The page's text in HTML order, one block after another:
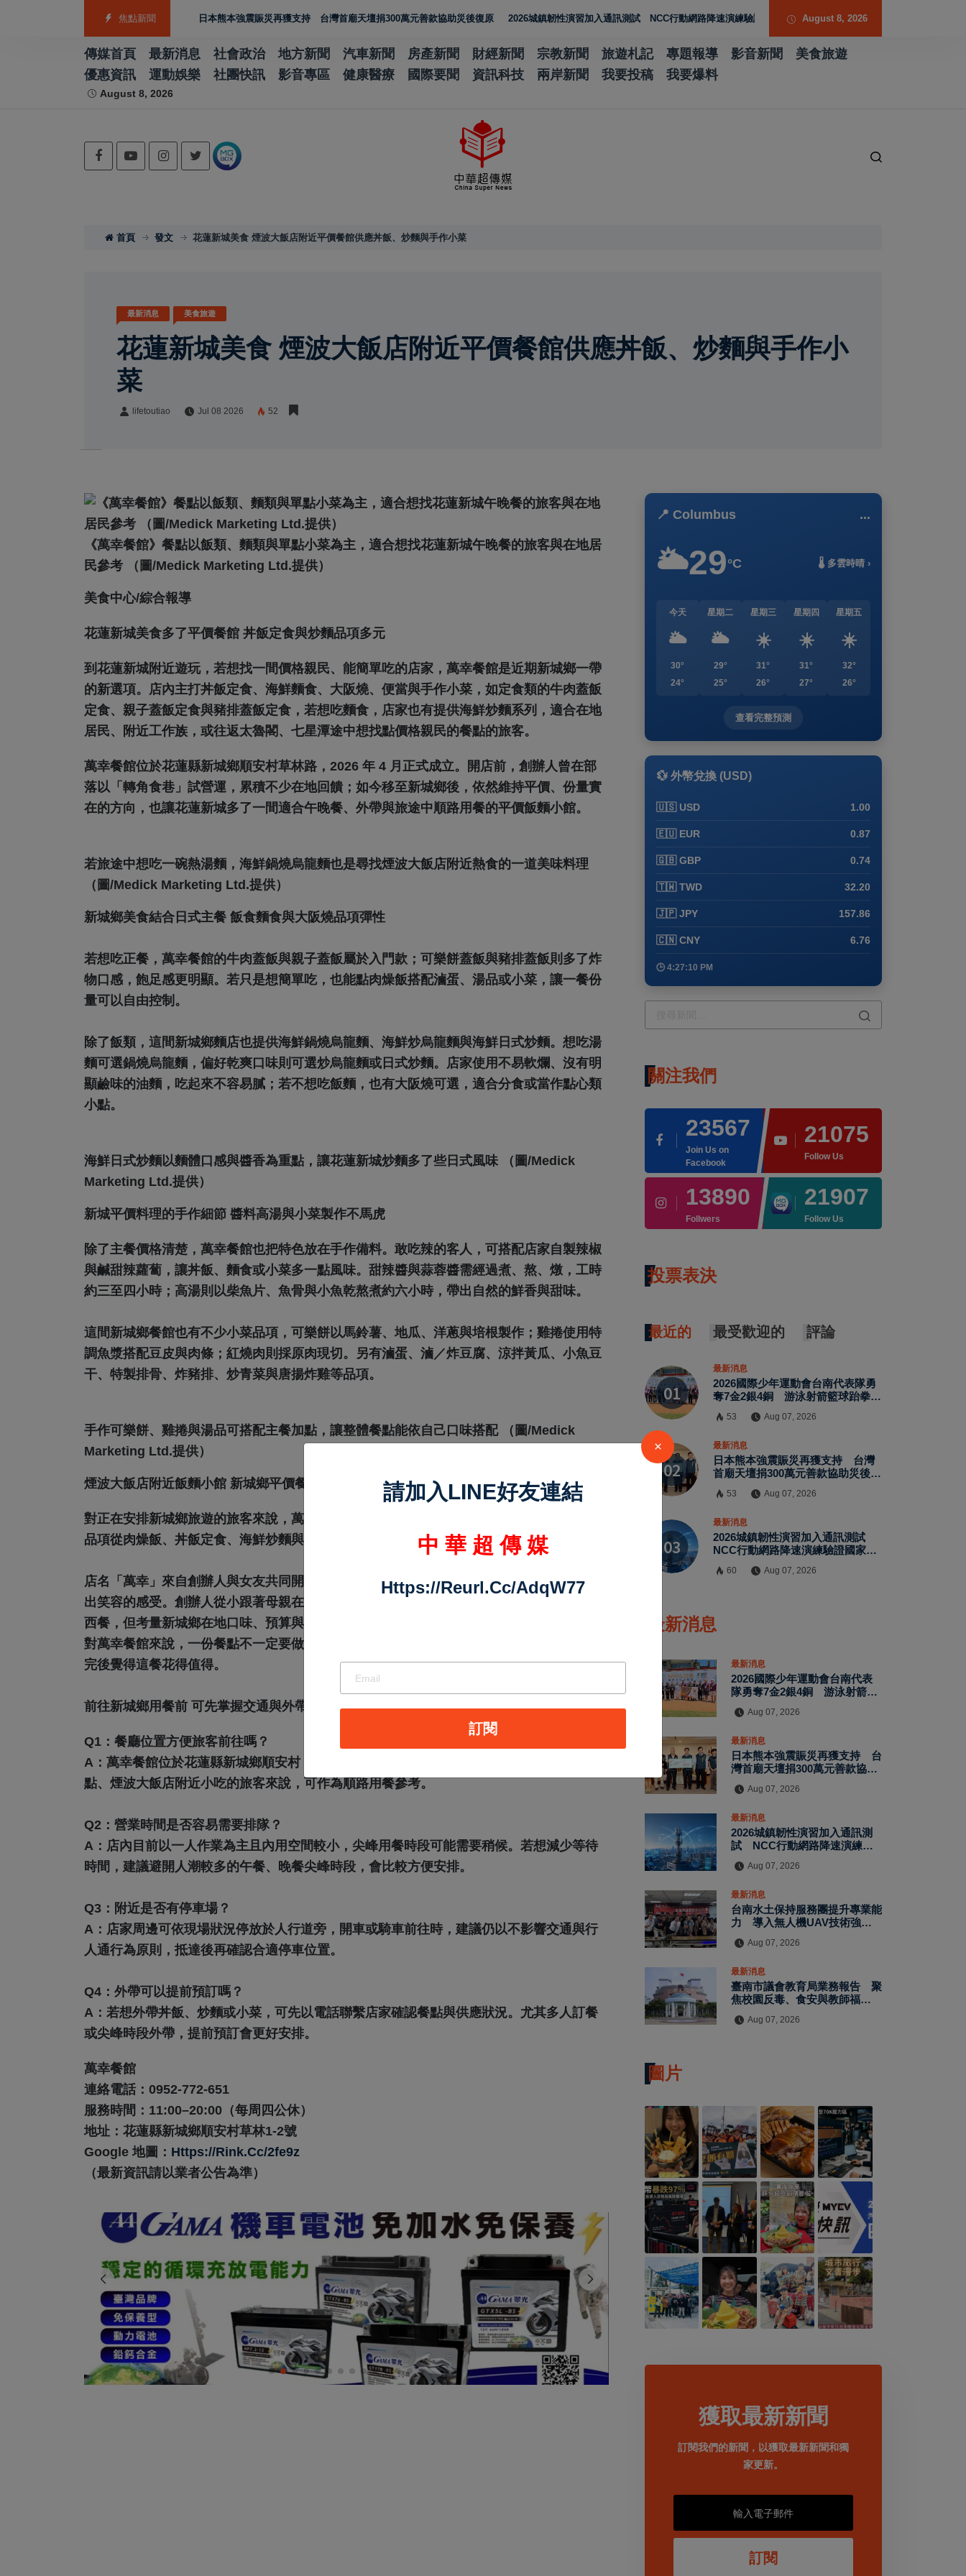
焦點新聞
箭籃球跆拳道展現青年競技實力 日本熊本強震賑災再獲支持 台灣首廟天壇捐300萬元善款協助災後復原 2026城鎮韌性演習加入通訊測試 NCC行動網路降速演練驗證國家通訊防護能力 台南水土保持服務團提升專業能力
August 8, 2026
傳媒首頁 最新消息 社會政治 地方新聞 汽車新聞 房產新聞 財經新聞 宗教新聞 旅遊札記 專題報導 影音新聞
美食旅遊
優惠資訊
運動娛樂 社團快訊 影音專區 健康醫療 國際要聞 資訊科技 兩岸新聞 我要投稿 我要爆料
August 8, 2026
首頁 發文 花蓮新城美食 煙波大飯店附近平價餐館供應丼飯、炒麵與手作小菜
最新消息 美食旅遊
花蓮新城美食 煙波大飯店附近平價餐館供應丼飯、炒麵與手作小
菜
lifetoutiao Jul 08 2026 52
《萬幸餐館》餐點以飯類、麵類與單點小菜為主，適合想找花蓮新城午晚餐的旅客與在地居
民參考 （圖/Medick Marketing Ltd.提供）
美食中心/綜合報導
花蓮新城美食多了平價餐館 丼飯定食與炒麵品項多元
到花蓮新城附近遊玩，若想找一間價格親民、能簡單吃的店家，萬幸餐館是近期新城鄉一帶
的新選項。店內主打丼飯定食、海鮮麵食、大阪燒、便當與手作小菜，如定食類的牛肉蓋飯
定食、親子蓋飯定食與豬排蓋飯定食，若想吃麵食，店家也有提供海鮮炒麵系列，適合在地
居民、附近工作族，或往返太魯閣、七星潭途中想找點價格親民的餐點的旅客。
萬幸餐館位於花蓮縣新城鄉順安村草林路，2026 年 4 月正式成立。開店前，創辦人曾在部
落以「轉角食巷」試營運，累積不少在地回饋；如今移至新城鄉後，依然維持平價、份量實
在的方向，也讓花蓮新城多了一間適合午晚餐、外帶與旅途中順路用餐的平價飯麵小館。
若旅途中想吃一碗熱湯麵，海鮮鍋燒烏龍麵也是尋找煙波大飯店附近熱食的一道美味料理
（圖/Medick Marketing Ltd.提供）
新城鄉美食結合日式主餐 飯食麵食與大阪燒品項彈性
若想吃正餐，萬幸餐館的牛肉蓋飯與親子蓋飯屬於入門款；可樂餅蓋飯與豬排蓋飯則多了炸
物口感，飽足感更明顯。若只是想簡單吃，也能點肉燥飯搭配滷蛋、湯品或小菜，讓一餐份
量可以自由控制。
除了飯類，這間新城鄉麵店也提供海鮮鍋燒烏龍麵、海鮮炒烏龍麵與海鮮日式炒麵。想吃湯
麵可選鍋燒烏龍麵，偏好乾爽口味則可選炒烏龍麵或日式炒麵。店家使用不易軟爛、沒有明
顯鹼味的油麵，吃起來不容易膩；若不想吃飯麵，也有大阪燒可選，適合分食或當作點心類
小點。
海鮮日式炒麵以麵體口感與醬香為重點，讓花蓮新城炒麵多了些日式風味 （圖/Medick
Marketing Ltd.提供）
新城平價料理的手作細節 醬料高湯與小菜製作不馬虎
除了主餐價格清楚，萬幸餐館也把特色放在手作備料。敢吃辣的客人，可搭配店家自製辣椒
與鹹甜辣蘿蔔，讓丼飯、麵食或小菜多一點風味。甜辣醬與蒜蓉醬需經過煮、熬、燉，工時
約三至四小時；高湯則以柴魚片、魚骨與小魚乾熬煮約六小時，帶出自然的鮮香與甜味。
這間新城鄉餐館也有不少小菜品項，可樂餅以馬鈴薯、地瓜、洋蔥與培根製作；雞捲使用特
調魚漿搭配豆皮與肉條；紅燒肉則採原肉現切。另有滷蛋、滷／炸豆腐、涼拌黃瓜、小魚豆
干、特製排骨、炸豬排、炒青菜與唐揚炸雞等品項。
手作可樂餅、雞捲與湯品可搭配主餐加點，讓整體餐點能依自己口味搭配 （圖/Medick
Marketing Ltd.提供）
煙波大飯店附近飯麵小館 新城鄉平價餐廳適合順路用餐
對正在安排新城鄉旅遊的旅客來說，萬幸餐館很適合作為煙波大飯店周邊美食的參考。店內
品項從肉燥飯、丼飯定食、海鮮炒麵與大阪燒都有，能依照食量與行程安排簡單用餐。
店名「萬幸」來自創辦人與女友共同開店的生活選擇，也來自在餐飲現場看見客人吃完後露
出笑容的感受。創辦人從小跟著母親在市場做生意，十二歲正式進入廚房，雖然較擅長法式
西餐，但考量新城鄉在地口味、預算與日常需求，最後決定以日式主餐搭配台式小菜呈現。
對萬幸餐館來說，一份餐點不一定要做得多複雜或昂貴，重點是價格與份量實在，讓客人吃
完後覺得這餐花得值得。
前往新城鄉用餐前 可先掌握交通與外帶資訊
Q1：餐廳位置方便旅客前往嗎？
A： 萬幸餐館位於花蓮縣新城鄉順安村，周邊有不少民宿與住宿點，對安排新城鄉旅遊景
點、煙波大飯店附近小吃的旅客來說，可作為順路用餐參考。
Q2：營業時間是否容易需要排隊？
A： 店內目前以一人作業為主且內用空間較小，尖峰用餐時段可能需要稍候。若想減少等待
時間，建議避開人潮較多的午餐、晚餐尖峰時段，會比較方便安排。
Q3：附近是否有停車場？
A： 店家周邊可依現場狀況停放於人行道旁，開車或騎車前往時，建議仍以不影響交通與行
人通行為原則，抵達後再確認合適停車位置。
Q4：外帶可以提前預訂嗎？
A： 若想外帶丼飯、炒麵或小菜，可先以電話聯繫店家確認餐點與供應狀況。尤其多人訂餐
或尖峰時段外帶，提前預訂會更好安排。
萬幸餐館
連絡電話：0952-772-651
服務時間：11:00–20:00（每周四公休）
地址：花蓮縣新城鄉順安村草林1-2號
Google 地圖： Https://rink.cc/2fe9z
（最新資訊請以業者公告為準）
📍 Columbus ...
🌥️29°C 🌡️ 多雲時晴 ›
今天
🌥️
30°
24°
星期二
🌥️
29°
25°
星期三
☀️
31°
26°
星期四
☀️
31°
27°
星期五
☀️
32°
26°
查看完整預測
💱 外幣兌換 (USD)
🇺🇸 USD 1.00
🇪🇺 EUR 0.87
🇬🇧 GBP 0.74
🇹🇼 TWD 32.20
🇯🇵 JPY 157.86
🇨🇳 CNY 6.76
🕒 4:27:10 PM
關注我們
23567
Join Us on
Facebook
21075
Follow Us
13890
Follwers
21907
Follow Us
投票表決
最近的 最受歡迎的 評論
最新消息
2026國際少年運動會台南代表隊勇
奪7金2銀4銅 游泳射箭籃球跆拳道
53 Aug 07, 2026
最新消息
日本熊本強震賑災再獲支持 台灣
首廟天壇捐300萬元善款協助災後復
53 Aug 07, 2026
最新消息
2026城鎮韌性演習加入通訊測試
NCC行動網路降速演練驗證國家通
60 Aug 07, 2026
最新消息
最新消息
2026國際少年運動會台南代表
隊勇奪7金2銀4銅 游泳射箭籃
Aug 07, 2026
最新消息
日本熊本強震賑災再獲支持 台
灣首廟天壇捐300萬元善款協助
Aug 07, 2026
最新消息
2026城鎮韌性演習加入通訊測
試 NCC行動網路降速演練驗
Aug 07, 2026
最新消息
台南水土保持服務團提升專業能
力 導入無人機UAV技術強化
Aug 07, 2026
最新消息
臺南市議會教育局業務報告 聚
焦校園反毒、食安與教師福利
Aug 07, 2026
圖片
獲取最新新聞
訂閱我們的新聞，以獲取最新新聞和獨
家更新。
訂閱
×
請加入LINE好友連結
中 華 超 傳 媒
Https://reurl.cc/adqW77
訂閱